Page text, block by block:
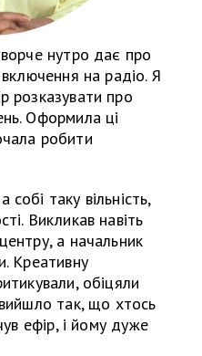
нутро дає про
на радіо. Я
розказувати про
Оформила ці
робити
таку вільність,
Викликав навіть
а начальник
Креативну
обіцяли
так, що хтось
ефір, і йому дуже